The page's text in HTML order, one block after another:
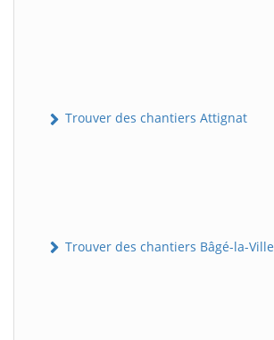
Trouver des chantiers Attignat
Trouver des chantiers Bâgé-la-Ville